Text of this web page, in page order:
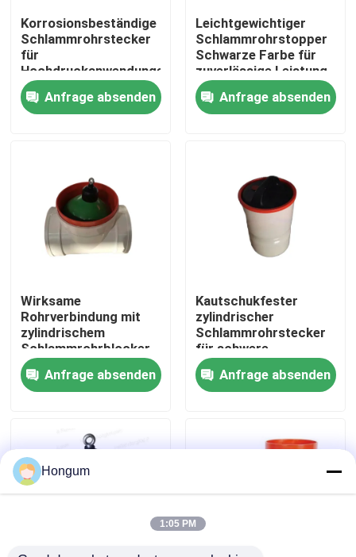
Zu Hause
Über uns
Werksbesichtigung
Qualitätskontrolle
Neuigkeiten
Bitte um ein Angebot
Gummimembrandichtungen
Korrosionsbeständige
Schlammrohrstecker
für
Hochdruckanwendungen
Anfrage absenden
Leichtgewichtiger
Schlammrohrstopper
Schwarze Farbe für
zuverlässige Leistung
Anfrage absenden
Wirksame
Rohrverbindung mit
zylindrischem
Schlammrohrblocker
Korrosionsbeständig
Anfrage absenden
Kautschukfester
zylindrischer
Schlammrohrstecker
für schwere
Umgebungen
Anfrage absenden
Hongum
1:05 PM